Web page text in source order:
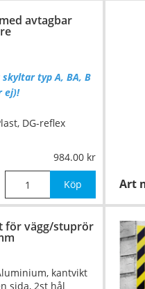
avtagbar
skyltar typ A, BA, B
ej)!
DG-reflex
i skylten!
984.00
Köp Art
för vägg/stuprör
kantvikt
sida, 2st hål